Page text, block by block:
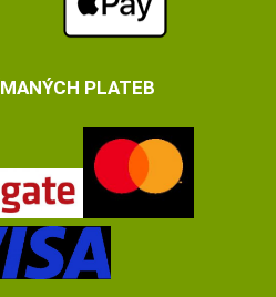
PLATEB